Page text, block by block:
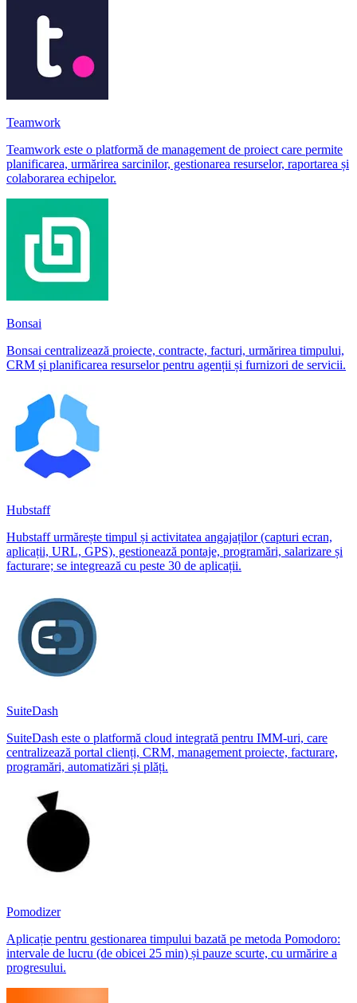
Teamwork
Teamwork este o platformă de management de proiect care permite
planificarea, urmărirea sarcinilor, gestionarea resurselor, raportarea și
colaborarea echipelor.
Bonsai
Bonsai centralizează proiecte, contracte, facturi, urmărirea timpului,
CRM și planificarea resurselor pentru agenții și furnizori de servicii.
Hubstaff
Hubstaff urmărește timpul și activitatea angajaților (capturi ecran,
aplicații, URL, GPS), gestionează pontaje, programări, salarizare și
facturare; se integrează cu peste 30 de aplicații.
SuiteDash
SuiteDash este o platformă cloud integrată pentru IMM-uri, care
centralizează portal clienți, CRM, management proiecte, facturare,
programări, automatizări și plăți.
Pomodizer
Aplicație pentru gestionarea timpului bazată pe metoda Pomodoro:
intervale de lucru (de obicei 25 min) și pauze scurte, cu urmărire a
progresului.